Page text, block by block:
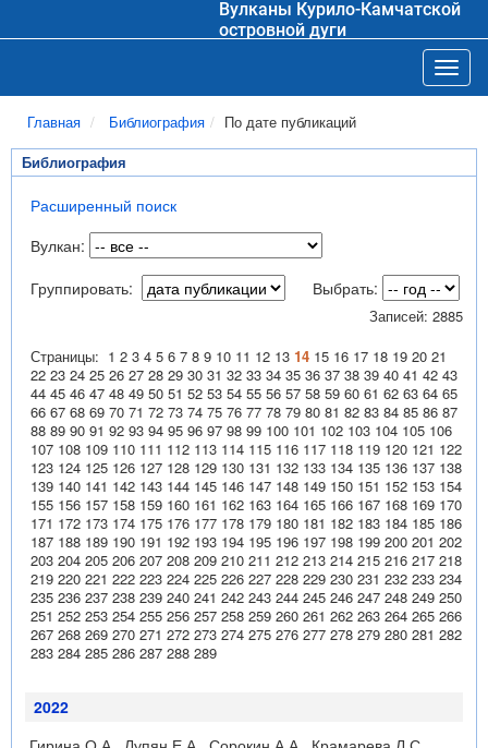
Вулканы Курило-Камчатской
островной дуги
Главная Библиография По дате публикаций
Библиография
Расширенный поиск
Вулкан:
Группировать:
Выбрать:
Записей: 2885
Страницы: 1 2 3 4 5 6 7 8 9 10 11 12 13 14 15 16 17 18 19 20 21
22 23 24 25 26 27 28 29 30 31 32 33 34 35 36 37 38 39 40 41 42 43
44 45 46 47 48 49 50 51 52 53 54 55 56 57 58 59 60 61 62 63 64 65
66 67 68 69 70 71 72 73 74 75 76 77 78 79 80 81 82 83 84 85 86 87
88 89 90 91 92 93 94 95 96 97 98 99 100 101 102 103 104 105 106
107 108 109 110 111 112 113 114 115 116 117 118 119 120 121 122
123 124 125 126 127 128 129 130 131 132 133 134 135 136 137 138
139 140 141 142 143 144 145 146 147 148 149 150 151 152 153 154
155 156 157 158 159 160 161 162 163 164 165 166 167 168 169 170
171 172 173 174 175 176 177 178 179 180 181 182 183 184 185 186
187 188 189 190 191 192 193 194 195 196 197 198 199 200 201 202
203 204 205 206 207 208 209 210 211 212 213 214 215 216 217 218
219 220 221 222 223 224 225 226 227 228 229 230 231 232 233 234
235 236 237 238 239 240 241 242 243 244 245 246 247 248 249 250
251 252 253 254 255 256 257 258 259 260 261 262 263 264 265 266
267 268 269 270 271 272 273 274 275 276 277 278 279 280 281 282
283 284 285 286 287 288 289
2022